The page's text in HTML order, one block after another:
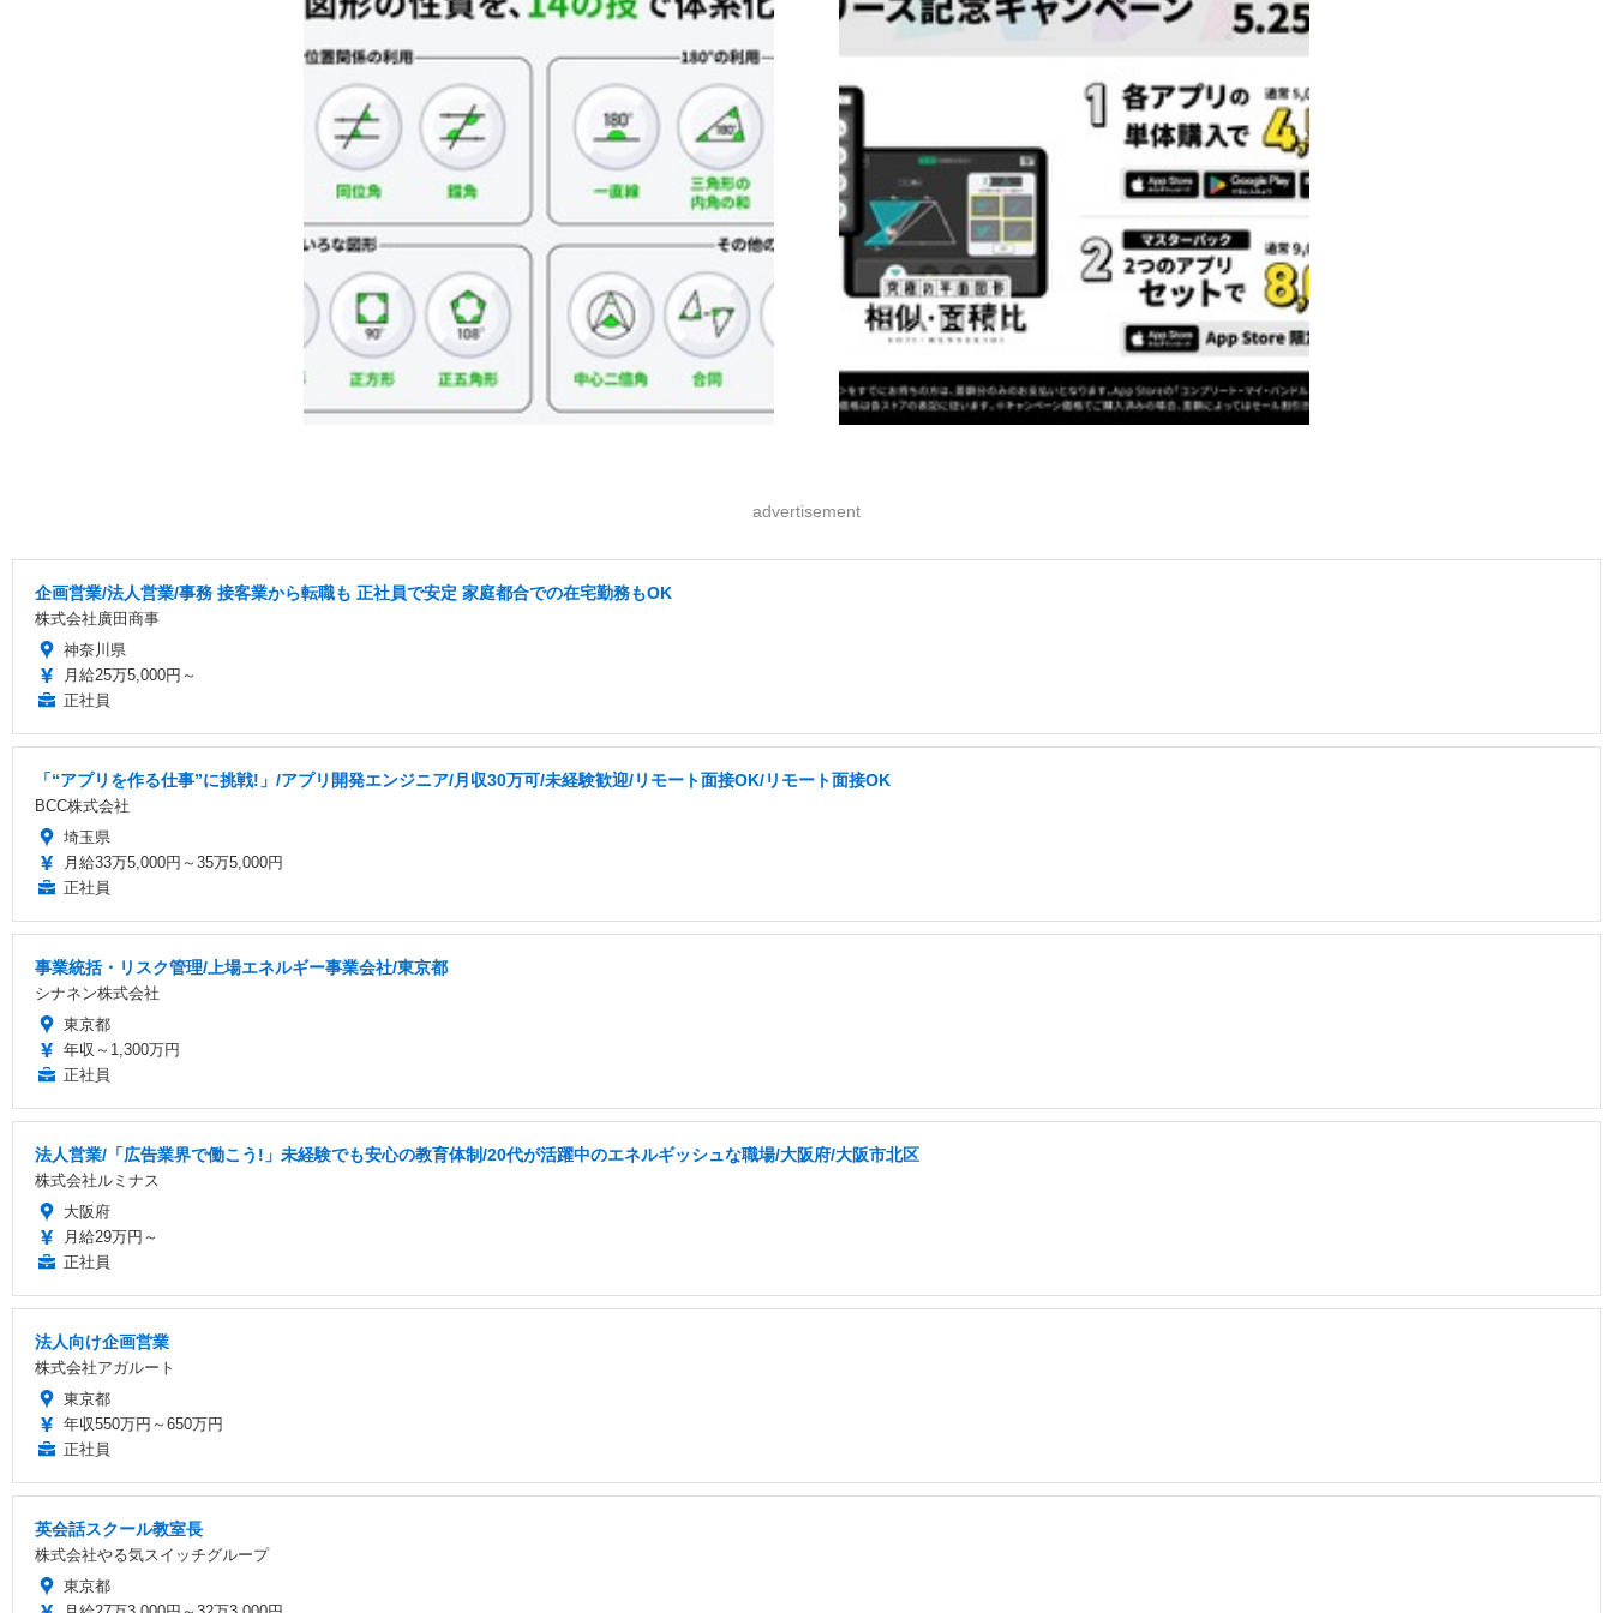
advertisement
企画営業/法人営業/事務 接客業から転職も 正社員で安定 家庭都合での在宅勤務もOK
株式会社廣田商事
神奈川県
月給25万5,000円～
正社員
「“アプリを作る仕事”に挑戦!」/アプリ開発エンジニア/月収30万可/未経験歓迎/リモート面接OK/リモート面接OK
BCC株式会社
埼玉県
月給33万5,000円～35万5,000円
正社員
事業統括・リスク管理/上場エネルギー事業会社/東京都
シナネン株式会社
東京都
年収～1,300万円
正社員
法人営業/「広告業界で働こう!」未経験でも安心の教育体制/20代が活躍中のエネルギッシュな職場/大阪府/大阪市北区
株式会社ルミナス
大阪府
月給29万円～
正社員
法人向け企画営業
株式会社アガルート
東京都
年収550万円～650万円
正社員
英会話スクール教室長
株式会社やる気スイッチグループ
東京都